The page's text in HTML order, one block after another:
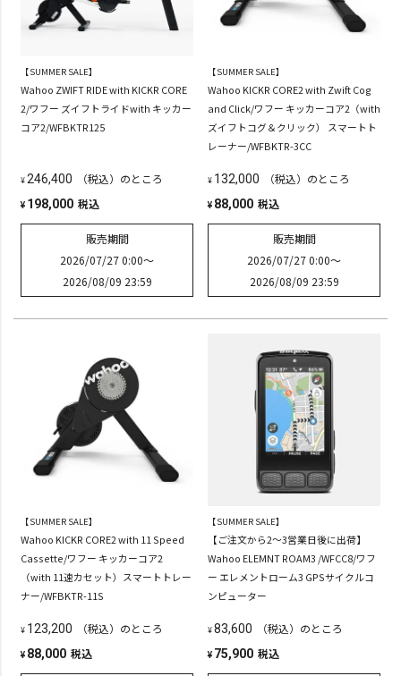
【SUMMER SALE】
Wahoo ZWIFT RIDE with KICKR CORE
2/ワフー ズイフトライドwith キッカー
コア2/WFBKTR125
¥246,400 （税込）のところ
¥ 198,000 税込
販売期間
2026/07/27 0:00〜
2026/08/09 23:59
【SUMMER SALE】
Wahoo KICKR CORE2 with Zwift Cog
and Click/ワフー キッカーコア2（with
ズイフトコグ＆クリック） スマートト
レーナー/WFBKTR-3CC
¥ 132,000 （税込）のところ
¥ 88,000 税込
販売期間
2026/07/27 0:00〜
2026/08/09 23:59
【SUMMER SALE】
Wahoo KICKR CORE2 with 11 Speed
Cassette/ワフー キッカーコア2
（with 11速カセット）スマートトレー
ナー/WFBKTR-11S
¥ 123,200 （税込）のところ
¥ 88,000 税込
【SUMMER SALE】
【ご注文から2～3営業日後に出荷】
Wahoo ELEMNT ROAM3 /WFCC8/ワフ
ー エレメントローム3 GPSサイクルコ
ンピューター
¥83,600 （税込）のところ
¥ 75,900 税込